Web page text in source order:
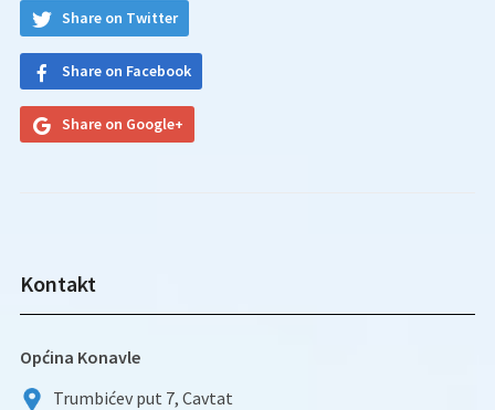
Share on Twitter
Share on Facebook
Share on Google+
Kontakt
Općina Konavle
Trumbićev put 7, Cavtat